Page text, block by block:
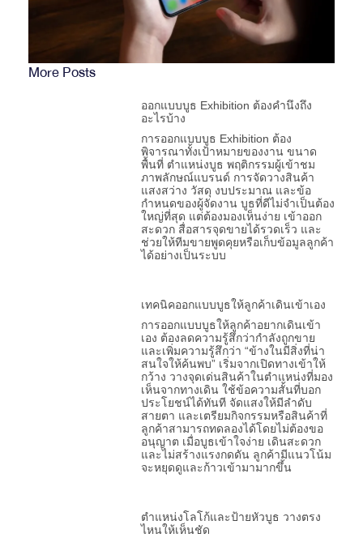
More Posts
ออกแบบบูธ Exhibition ต้องคำนึงถึง
อะไรบ้าง
การออกแบบบูธ Exhibition ต้อง
พิจารณาทั้งเป้าหมายของงาน ขนาด
พื้นที่ ตำแหน่งบูธ พฤติกรรมผู้เข้าชม
ภาพลักษณ์แบรนด์ การจัดวางสินค้า
แสงสว่าง วัสดุ งบประมาณ และข้อ
กำหนดของผู้จัดงาน บูธที่ดีไม่จำเป็นต้อง
ใหญ่ที่สุด แต่ต้องมองเห็นง่าย เข้าออก
สะดวก สื่อสารจุดขายได้รวดเร็ว และ
ช่วยให้ทีมขายพูดคุยหรือเก็บข้อมูลลูกค้า
ได้อย่างเป็นระบบ
เทคนิคออกแบบบูธให้ลูกค้าเดินเข้าเอง
การออกแบบบูธให้ลูกค้าอยากเดินเข้า
เอง ต้องลดความรู้สึกว่ากำลังถูกขาย
และเพิ่มความรู้สึกว่า “ข้างในมีสิ่งที่น่า
สนใจให้ค้นพบ” เริ่มจากเปิดทางเข้าให้
กว้าง วางจุดเด่นสินค้าในตำแหน่งที่มอง
เห็นจากทางเดิน ใช้ข้อความสั้นที่บอก
ประโยชน์ได้ทันที จัดแสงให้มีลำดับ
สายตา และเตรียมกิจกรรมหรือสินค้าที่
ลูกค้าสามารถทดลองได้โดยไม่ต้องขอ
อนุญาต เมื่อบูธเข้าใจง่าย เดินสะดวก
และไม่สร้างแรงกดดัน ลูกค้ามีแนวโน้ม
จะหยุดดูและก้าวเข้ามามากขึ้น
ตำแหน่งโลโก้และป้ายหัวบูธ วางตรง
ไหนให้เห็นชัด